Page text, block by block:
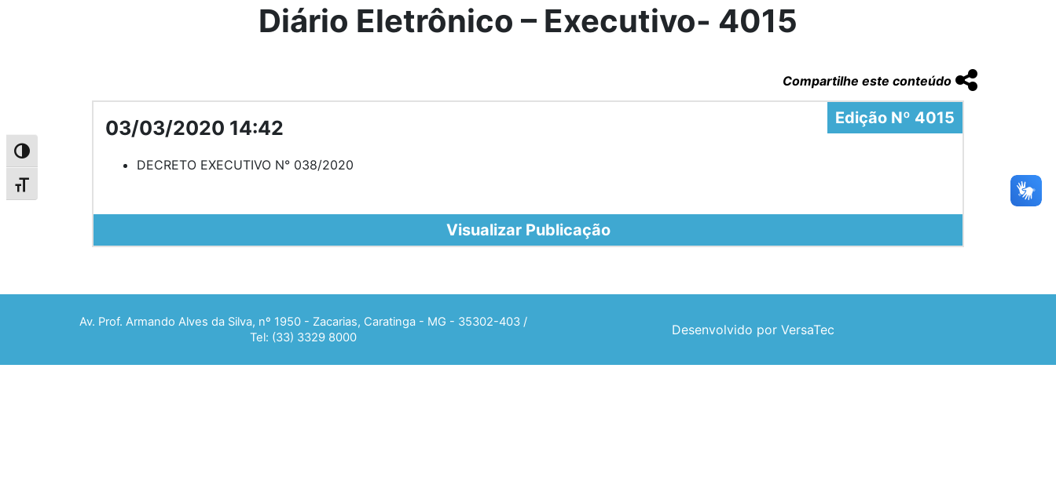
Alternar alto contraste
Alternar tamanho da fonte
Diário Eletrônico – Executivo- 4015
Compartilhe este conteúdo
Edição Nº 4015
03/03/2020 14:42
DECRETO EXECUTIVO N° 038/2020
Visualizar Publicação
Av. Prof. Armando Alves da Silva, nº 1950 - Zacarias, Caratinga - MG - 35302-403 /
Tel: (33) 3329 8000
Desenvolvido por VersaTec